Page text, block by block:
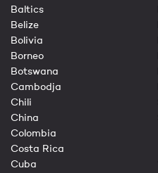
Baltics
Belize
Bolivia
Borneo
Botswana
Cambodja
Chili
China
Colombia
Costa Rica
Cuba